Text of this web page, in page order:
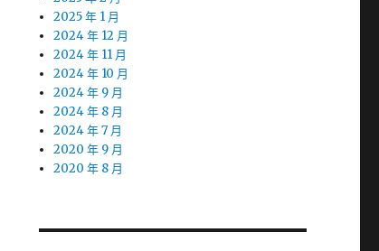
2025 年 1 月
2024 年 12 月
2024 年 11 月
2024 年 10 月
2024 年 9 月
2024 年 8 月
2024 年 7 月
2020 年 9 月
2020 年 8 月